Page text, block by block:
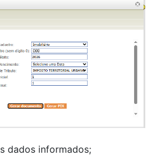
dados informados;